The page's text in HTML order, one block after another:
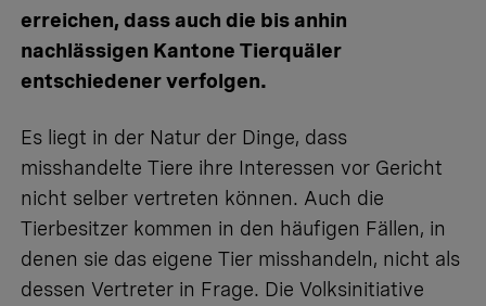
erreichen, dass auch die bis anhin
nachlässigen Kantone Tierquäler
entschiedener verfolgen.
Es liegt in der Natur der Dinge, dass
misshandelte Tiere ihre Interessen vor Gericht
nicht selber vertreten können. Auch die
Tierbesitzer kommen in den häufigen Fällen, in
denen sie das eigene Tier misshandeln, nicht als
dessen Vertreter in Frage. Die Volksinitiative